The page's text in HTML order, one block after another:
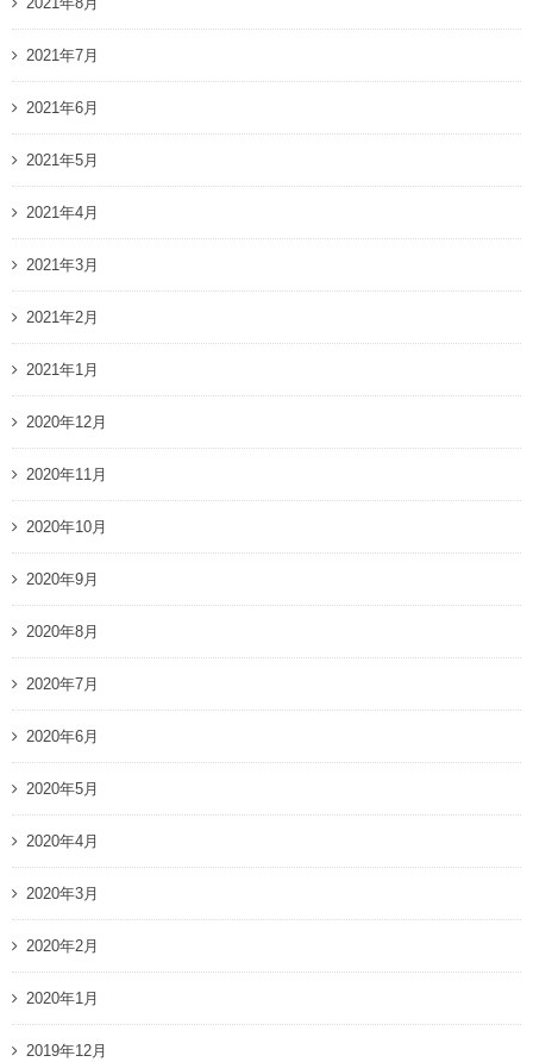
2021年7月
2021年6月
2021年5月
2021年4月
2021年3月
2021年2月
2021年1月
2020年12月
2020年11月
2020年10月
2020年9月
2020年8月
2020年7月
2020年6月
2020年5月
2020年4月
2020年3月
2020年2月
2020年1月
2019年12月